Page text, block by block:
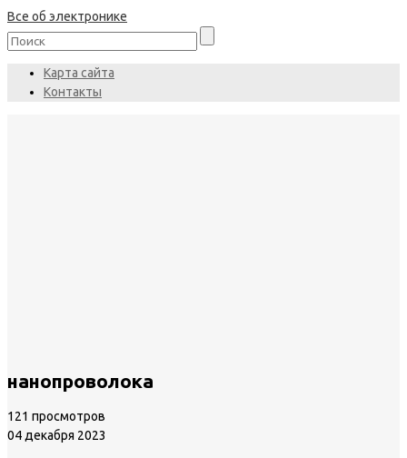
Все об электронике
Карта сайта
Контакты
нанопроволока
121 просмотров
04 декабря 2023